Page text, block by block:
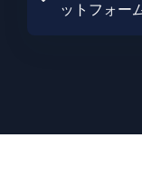
ットフォー